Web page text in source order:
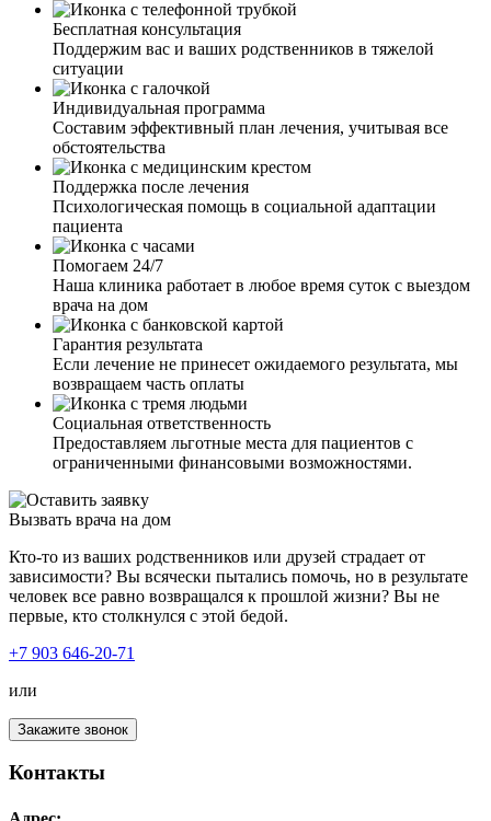
Бесплатная консультация
Поддержим вас и ваших родственников в тяжелой
ситуации
Индивидуальная программа
Составим эффективный план лечения, учитывая все
обстоятельства
Поддержка после лечения
Психологическая помощь в социальной адаптации
пациента
Помогаем 24/7
Наша клиника работает в любое время суток с выездом
врача на дом
Гарантия результата
Если лечение не принесет ожидаемого результата, мы
возвращаем часть оплаты
Социальная ответственность
Предоставляем льготные места для пациентов с
ограниченными финансовыми возможностями.
Вызвать врача на дом
Кто-то из ваших родственников или друзей страдает от
зависимости? Вы всячески пытались помочь, но в результате
человек все равно возвращался к прошлой жизни? Вы не
первые, кто столкнулся с этой бедой.
+7 903 646-20-71
или
Закажите звонок
Контакты